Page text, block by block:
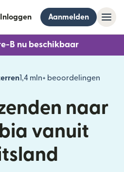
Inloggen Aanmelden
B nu beschikbaar
1,4 mln+ beoordelingen
naar
vanuit